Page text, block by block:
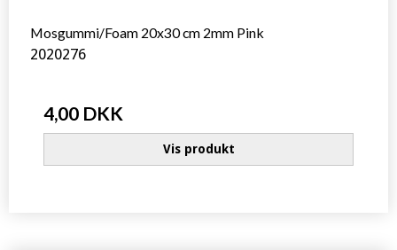
Mosgummi/Foam 20x30 cm 2mm Pink
2020276
4,00 DKK
Vis produkt